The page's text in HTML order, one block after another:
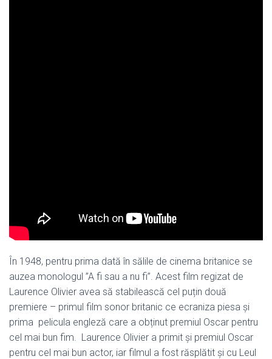
În 1948, pentru prima dată în sălile de cinema britanice se
auzea monologul ”A fi sau a nu fi”. Acest film regizat de
Laurence Olivier avea să stabilească cel puțin două
premiere – primul film sonor britanic ce ecraniza piesa și
prima pelicula engleză care a obținut premiul Oscar pentru
cel mai bun fim. Laurence Olivier a primit și premiul Oscar
pentru cel mai bun actor, iar filmul a fost răsplătit și cu Leul